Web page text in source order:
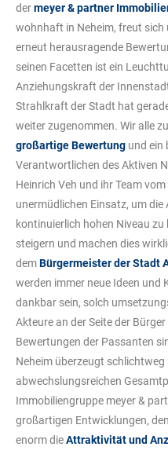
dermeyer & partner
wohnhaft in Neheim, freut sich
erneut herausragende
seinen Facetten ist ein
Anziehungskraft der
Strahlkraft der Stadt hat
weiter zugenommen. Wir alle
großartige Bewertung und ein
Verantwortlichen des Aktiven
Heinrich Veh und ihr Team vom
unermüdlichen Einsatz, um
kontinuierlich hohen Niveau
steigern und machen dies
demBürgermeister der Stadt
werden immer neue Ideen und
dankbar sein, solch
Akteure an der Seite der
Bewertungen der Passanten
Neheim überzeugt schlichtweg
abwechslungsreichen
Immobiliengruppe meyer &
großartigen Entwicklungen,
enorm dieAttraktivität und